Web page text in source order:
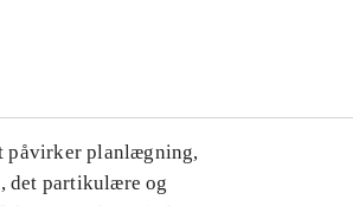
påvirker planlægning,
det partikulære og